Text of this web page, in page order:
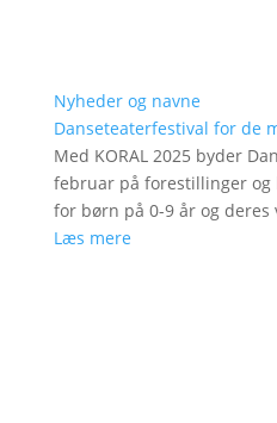
Nyheder og navne
Danseteaterfestival for de
Med KORAL 2025 byder
februar på forestillinger og
for børn på 0-9 år og deres
Læs mere